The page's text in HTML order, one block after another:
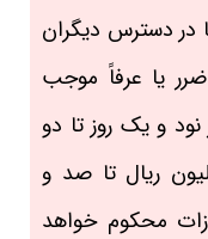
در دسترس دیگران
یا عرفاً موجب
و یک روز تا دو
ریال تا صد و
محکوم خواهد